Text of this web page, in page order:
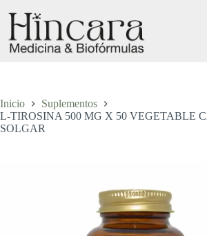
contenido
Inicio
Suplementos
L-TIROSINA 500 MG X 50 VEGETABLE
SOLGAR